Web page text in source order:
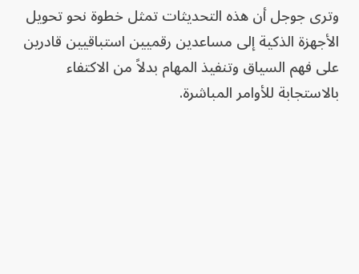
وترى جوجل أن هذه التحديثات تمثل خطوة نحو تحويل
الأجهزة الذكية إلى مساعدين رقميين استباقيين قادرين
على فهم السياق وتنفيذ المهام بدلاً من الاكتفاء
بالاستجابة للأوامر المباشرة.